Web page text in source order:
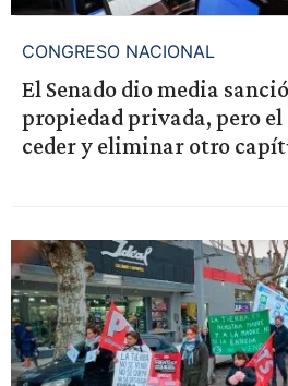
CONGRESO NACIONAL
El Senado dio media
propiedad privada, pero
ceder y eliminar otro